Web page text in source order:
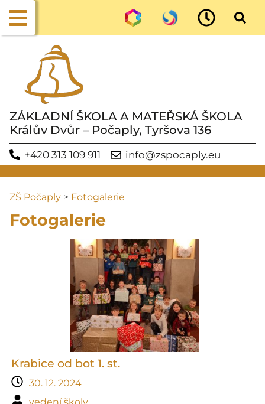
ZÁKLADNÍ ŠKOLA A MATEŘSKÁ ŠKOLA
Králův Dvůr – Počaply, Tyršova 136
+420 313 109 911 info@zspocaply.eu
ZŠ Počaply > Fotogalerie
Fotogalerie
Krabice od bot 1. st.
30. 12. 2024